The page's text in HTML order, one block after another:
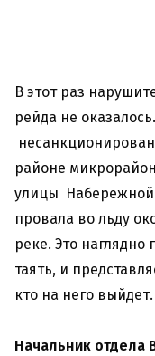
В этот раз
рейда не
районе
улицы
провала во льду
реке. Это наглядно
таять, и
кто на него выйдет.
Начальник отдела